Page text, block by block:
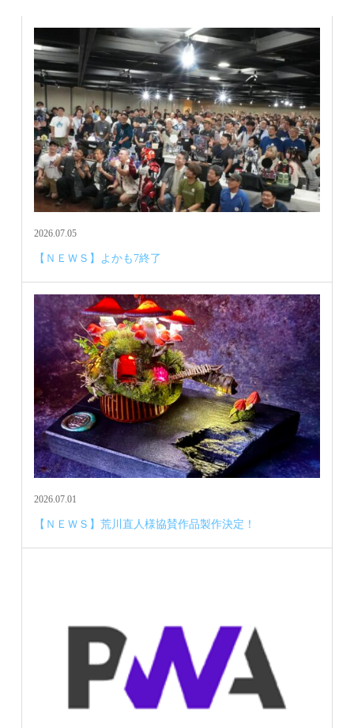
2026.07.05
【ＮＥＷＳ】よかも7終了
2026.07.01
【ＮＥＷＳ】荒川直人様協賛作品製作決定！